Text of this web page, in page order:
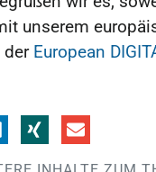
unserem
der European